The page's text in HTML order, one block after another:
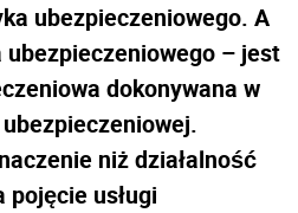
ubezpieczeniowego. A
– jest
dokonywana w
niż działalność
usługi